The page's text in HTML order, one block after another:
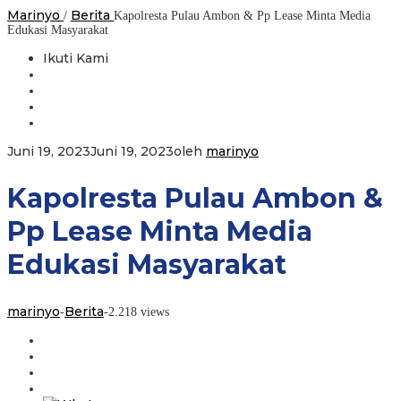
Marinyo / Berita Kapolresta Pulau Ambon & Pp Lease Minta Media
Edukasi Masyarakat
Ikuti Kami
Juni 19, 2023Juni 19, 2023oleh marinyo
Kapolresta Pulau Ambon &
Pp Lease Minta Media
Edukasi Masyarakat
marinyo-Berita-2.218 views